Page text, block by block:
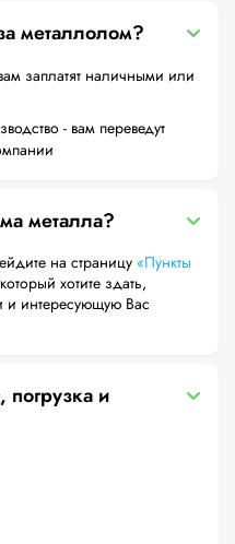
металлолом?
заплатят наличными или
- вам переведут
металла?
на страницу «Пункты
хотите здать,
погрузка и